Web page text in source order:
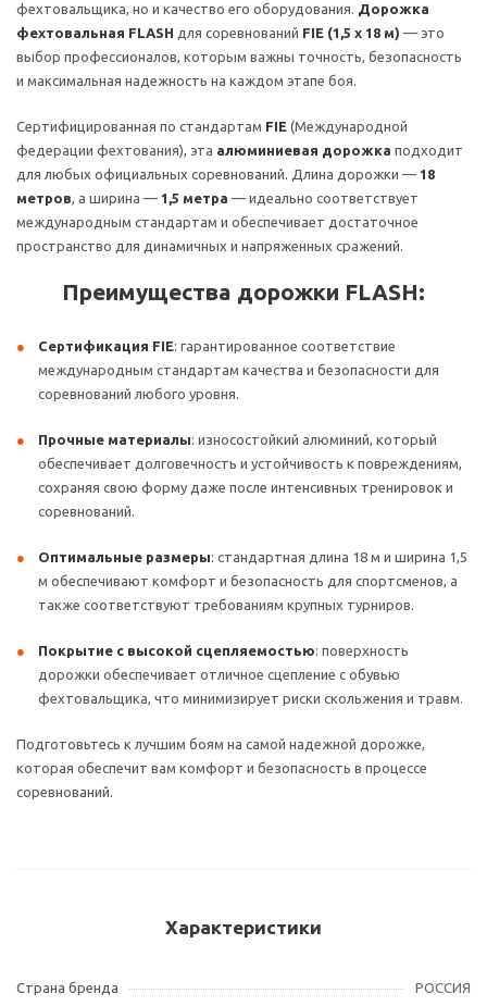
фехтовальщика, но и качество его оборудования. Дорожка
фехтовальная FLASH для соревнований FIE (1,5 x 18 м) — это
выбор профессионалов, которым важны точность, безопасность
и максимальная надежность на каждом этапе боя.
Сертифицированная по стандартам FIE (Международной
федерации фехтования), эта алюминиевая дорожка подходит
для любых официальных соревнований. Длина дорожки — 18
метров, а ширина — 1,5 метра — идеально соответствует
международным стандартам и обеспечивает достаточное
пространство для динамичных и напряженных сражений.
Преимущества дорожки FLASH:
Сертификация FIE: гарантированное соответствие
международным стандартам качества и безопасности для
соревнований любого уровня.
Прочные материалы: износостойкий алюминий, который
обеспечивает долговечность и устойчивость к повреждениям,
сохраняя свою форму даже после интенсивных тренировок и
соревнований.
Оптимальные размеры: стандартная длина 18 м и ширина 1,5
м обеспечивают комфорт и безопасность для спортсменов, а
также соответствуют требованиям крупных турниров.
Покрытие с высокой сцепляемостью: поверхность
дорожки обеспечивает отличное сцепление с обувью
фехтовальщика, что минимизирует риски скольжения и травм.
Подготовьтесь к лучшим боям на самой надежной дорожке,
которая обеспечит вам комфорт и безопасность в процессе
соревнований.
Характеристики
Страна бренда РОССИЯ